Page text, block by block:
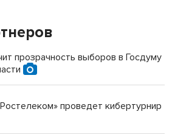
в новосибирском селе лошади
срок за избиение врачей
с женой вошли в топ-16
прозрачность выборов в Госдуму
проведет кибертурнир